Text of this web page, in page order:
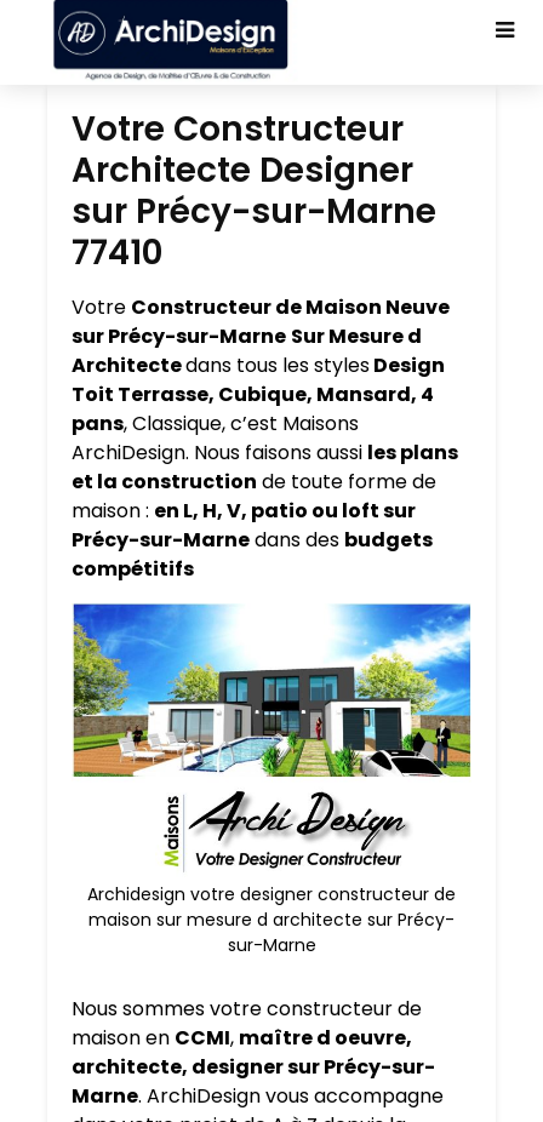
Votre Constructeur
Architecte Designer
sur Précy-sur-Marne
77410
Votre Constructeur de Maison Neuve
sur Précy-sur-Marne Sur Mesure d
Architectedans tous les stylesDesign
Toit Terrasse, Cubique, Mansard, 4
pans, Classique, c’est Maisons
ArchiDesign. Nous faisons aussi les plans
et la construction de toute forme de
maison : en L, H, V, patio ou loft sur
Précy-sur-Marnedans des budgets
compétitifs
Archidesign votre designer constructeur de
maison sur mesure d architecte sur Précy-
sur-Marne
Nous sommes votre constructeur de
maison en CCMI, maître d oeuvre,
architecte, designer sur Précy-sur-
Marne. ArchiDesign vous accompagne